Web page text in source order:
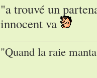
"a trouvé un
innocent va
"Quand la raie